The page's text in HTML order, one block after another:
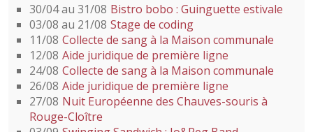
30/04 au 31/08 Bistro bobo : Guinguette estivale
03/08 au 21/08 Stage de coding
11/08 Collecte de sang à la Maison communale
12/08 Aide juridique de première ligne
24/08 Collecte de sang à la Maison communale
26/08 Aide juridique de première ligne
27/08 Nuit Européenne des Chauves-souris à
Rouge-Cloître